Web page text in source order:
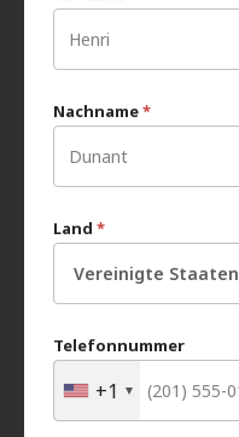
Nachname*
Land *
Telefonnummer
+1